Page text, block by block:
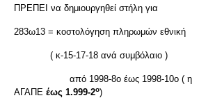
ΠΡΕΠΕΙ να δημιουργηθεί στήλη για
283ω13 = κοστολόγηση πληρωμών εθνική
( κ-15-17-18 ανά συμβόλαιο )
από 1998-8ο έως 1998-10ο ( η
ΑΓΑΠΕ έως 1.999-2ο)